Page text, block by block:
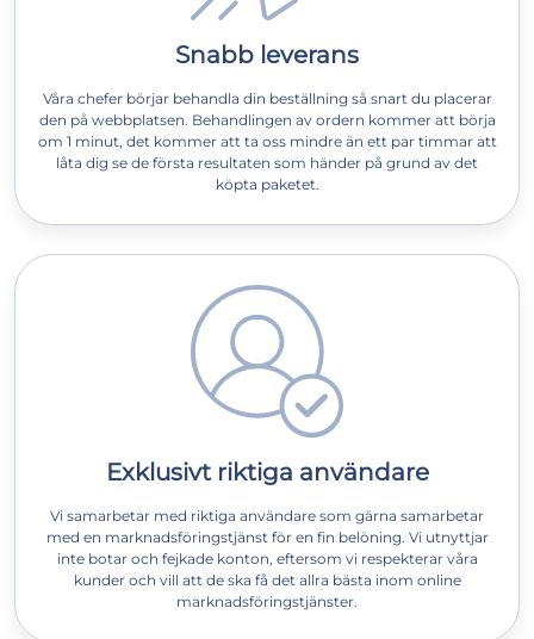
Snabb leverans
Våra chefer börjar behandla din beställning så snart du placerar
den på webbplatsen. Behandlingen av ordern kommer att börja
om 1 minut, det kommer att ta oss mindre än ett par timmar att
låta dig se de första resultaten som händer på grund av det
köpta paketet.
Exklusivt riktiga användare
Vi samarbetar med riktiga användare som gärna samarbetar
med en marknadsföringstjänst för en fin belöning. Vi utnyttjar
inte botar och fejkade konton, eftersom vi respekterar våra
kunder och vill att de ska få det allra bästa inom online
marknadsföringstjänster.